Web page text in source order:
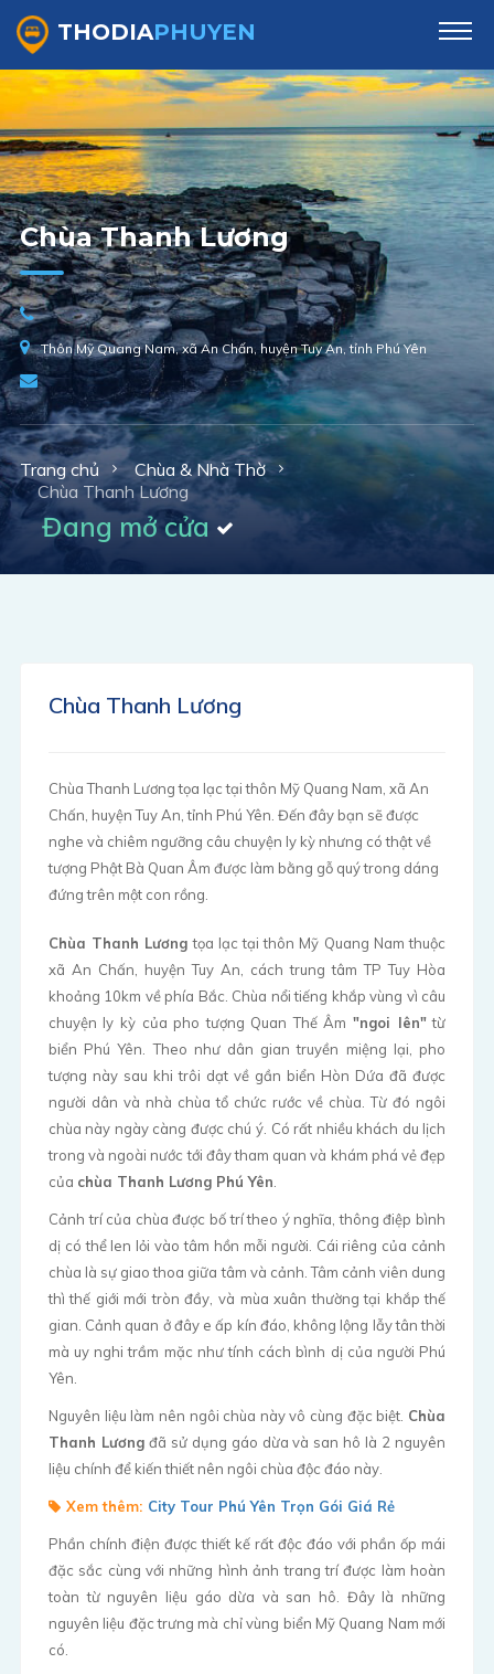
THODIAPHUYEN
Chùa Thanh Lương
Thôn Mỹ Quang Nam, xã An Chấn, huyện Tuy An, tỉnh Phú Yên
Trang chủ
Chùa & Nhà Thờ
Chùa Thanh Lương
Đang mở cửa
Chùa Thanh Lương
Chùa Thanh Lương tọa lạc tại thôn Mỹ Quang Nam, xã An
Chấn, huyện Tuy An, tỉnh Phú Yên. Đến đây bạn sẽ được
nghe và chiêm ngưỡng câu chuyện ly kỳ nhưng có thật về
tượng Phật Bà Quan Âm được làm bằng gỗ quý trong dáng
đứng trên một con rồng.
Chùa Thanh Lương tọa lạc tại thôn Mỹ Quang Nam thuộc
xã An Chấn, huyện Tuy An, cách trung tâm TP Tuy Hòa
khoảng 10km về phía Bắc. Chùa nổi tiếng khắp vùng vì câu
chuyện ly kỳ của pho tượng Quan Thế Âm "ngoi lên"từ
biển Phú Yên. Theo như dân gian truyền miệng lại, pho
tượng này sau khi trôi dạt về gần biển Hòn Dứa đã được
người dân và nhà chùa tổ chức rước về chùa. Từ đó ngôi
chùa này ngày càng được chú ý. Có rất nhiều khách du lịch
trong và ngoài nước tới đây tham quan và khám phá vẻ đẹp
của chùa Thanh Lương Phú Yên
Cảnh trí của chùa được bố trí theo ý nghĩa, thông điệp bình
dị có thể len lỏi vào tâm hồn mỗi người. Cái riêng của cảnh
chùa là sự giao thoa giữa tâm và cảnh. Tâm cảnh viên dung
thì thế giới mới tròn đầy, và mùa xuân thường tại khắp thế
gian. Cảnh quan ở đây e ấp kín đáo, không lộng lẫy tân thời
mà uy nghi trầm mặc như tính cách bình dị của người Phú
Yên.
Nguyên liệu làm nên ngôi chùa này vô cùng đặc biệt. Chùa
Thanh Lươngđã sử dụng gáo dừa và san hô là 2 nguyên
liệu chính để kiến thiết nên ngôi chùa độc đáo này.
Xem thêm: City Tour Phú Yên Trọn Gói Giá Rẻ
Phần chính điện được thiết kế rất độc đáo với phần ốp mái
đặc sắc cùng với những hình ảnh trang trí được làm hoàn
toàn từ nguyên liệu gáo dừa và san hô. Đây là những
nguyên liệu đặc trưng mà chỉ vùng biển Mỹ Quang Nam mới
có.